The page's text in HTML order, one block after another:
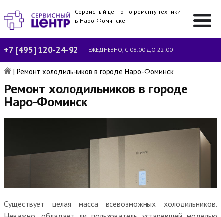
Сервисный центр по ремонту техники
в Наро-Фоминске
+7 [495] 120-24-92 ЕЖЕДНЕВНО, С 08:00 ДО 22:00
| Ремонт холодильников в городе Наро-Фоминск
Ремонт холодильников в городе
Наро-Фоминск
Существует целая масса всевозможных холодильников.